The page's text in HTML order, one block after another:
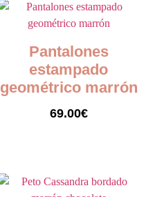
Pantalones
estampado
geométrico marrón
69.00€